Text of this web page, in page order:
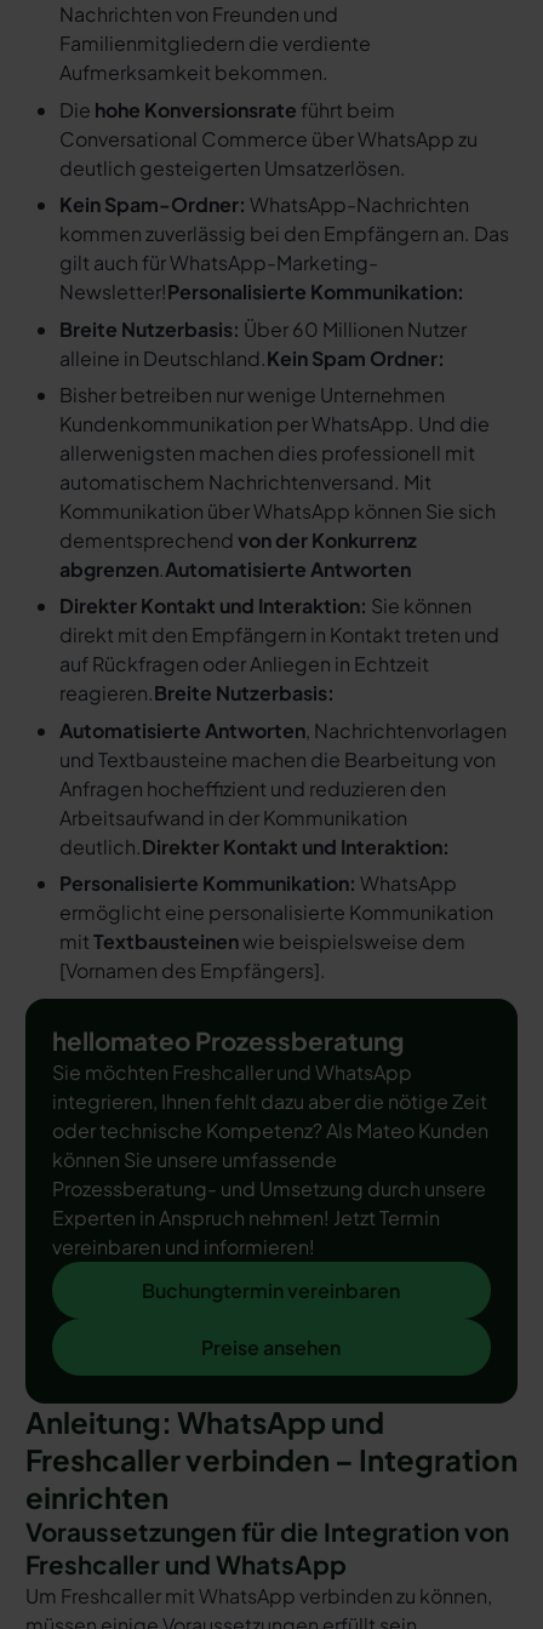
Nachrichten von Freunden und
Familienmitgliedern die verdiente
Aufmerksamkeit bekommen.
Die hohe Konversionsrate führt beim
Conversational Commerce über WhatsApp zu
deutlich gesteigerten Umsatzerlösen.
Kein Spam-Ordner: WhatsApp-Nachrichten
kommen zuverlässig bei den Empfängern an. Das
gilt auch für WhatsApp-Marketing-
Newsletter!Personalisierte Kommunikation:
Breite Nutzerbasis: Über 60 Millionen Nutzer
alleine in Deutschland.Kein Spam Ordner:
Bisher betreiben nur wenige Unternehmen
Kundenkommunikation per WhatsApp. Und die
allerwenigsten machen dies professionell mit
automatischem Nachrichtenversand. Mit
Kommunikation über WhatsApp können Sie sich
dementsprechendvon der Konkurrenz
abgrenzen.Automatisierte Antworten
Direkter Kontakt und Interaktion: Sie können
direkt mit den Empfängern in Kontakt treten und
auf Rückfragen oder Anliegen in Echtzeit
reagieren.Breite Nutzerbasis:
Automatisierte Antworten, Nachrichtenvorlagen
und Textbausteine machen die Bearbeitung von
Anfragen hocheffizient und reduzieren den
Arbeitsaufwand in der Kommunikation
deutlich.Direkter Kontakt und Interaktion:
Personalisierte Kommunikation: WhatsApp
ermöglicht eine personalisierte Kommunikation
mitTextbausteinenwie beispielsweise dem
[Vornamen des Empfängers].
hellomateo Prozessberatung
Sie möchten Freshcaller und WhatsApp
integrieren, Ihnen fehlt dazu aber die nötige Zeit
oder technische Kompetenz? Als Mateo Kunden
können Sie unsere umfassende
Prozessberatung- und Umsetzung durch unsere
Experten in Anspruch nehmen! Jetzt Termin
vereinbaren und informieren!
Buchungtermin vereinbaren
Buchungtermin vereinbaren
Preise ansehen
Preise ansehen
Anleitung: WhatsApp und
Freshcaller verbinden – Integration
einrichten
Voraussetzungen für die Integration von
Freshcaller und WhatsApp
Um Freshcaller mit WhatsApp verbinden zu können,